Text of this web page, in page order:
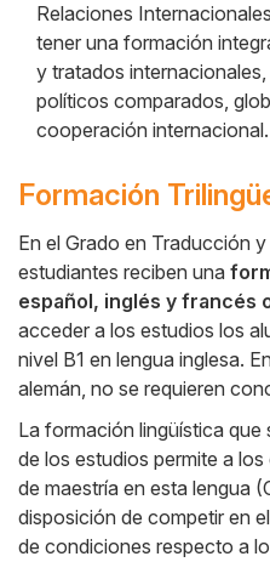
Relaciones
tener una formación
y tratados
políticos comparados,
cooperación internacional.
Formación
En el Grado en Traducción
estudiantes reciben una
español, inglés y francés
acceder a los estudios los
nivel B1 en lengua inglesa.
alemán, no se requieren
La formación lingüística que
de los estudios permite a
de maestría en esta lengua
disposición de competir en
de condiciones respecto a